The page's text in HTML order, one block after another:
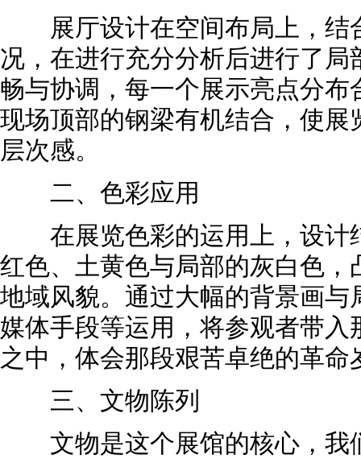
展厅设计在空间布局上，结
况，在进行充分分析后进行了
畅与协调，每一个展示亮点分
现场顶部的钢梁有机结合，使
层次感。
二、色彩应用
在展览色彩的运用上，设计
红色、土黄色与局部的灰白色
地域风貌。通过大幅的背景画
媒体手段等运用，将参观者带
之中，体会那段艰苦卓绝的革命
三、文物陈列
文物是这个展馆的核心，我